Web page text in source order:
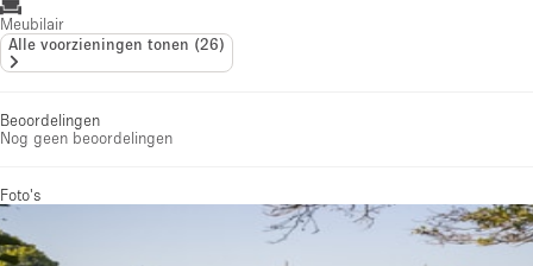
Meubilair
Alle voorzieningen tonen (26)
Beoordelingen
Nog geen beoordelingen
Foto's